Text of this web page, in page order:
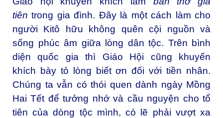
tiên trong gia đình. Đây là một cách làm cho
người Kitô hữu không quên cội nguồn và
sống phúc âm giữa lòng dân tộc. Trên bình
diện quốc gia thì Giáo Hội cũng khuyến
khích bày tỏ lòng biết ơn đối với tiền nhân.
Chúng ta vẫn có thói quen dành ngày Mồng
Hai Tết để tưởng nhớ và cầu nguyện cho tổ
tiên của dòng tộc mình, có lẽ phải vượt xa